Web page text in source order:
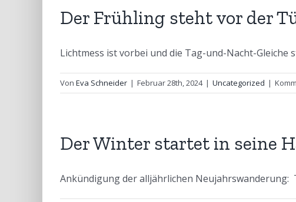
Der Frühling steht vor der
Lichtmess ist vorbei und die Tag-und-Nacht-Gleiche
Von Eva Schneider | Februar 28th, 2024 | Uncategorized |
Der Winter startet in seine
Ankündigung der alljährlichen Neujahrswanderung: